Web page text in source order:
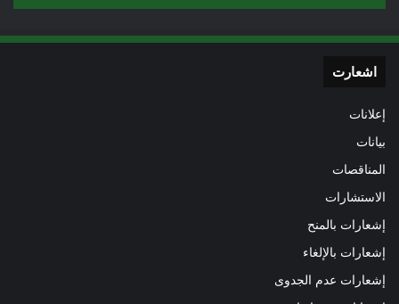
اشعارت
إعلانات
بيانات
المناقصات
الاستشارات
إشعارات بالمنح
إشعارات بالإلغاء
إشعارات عدم الجدوى